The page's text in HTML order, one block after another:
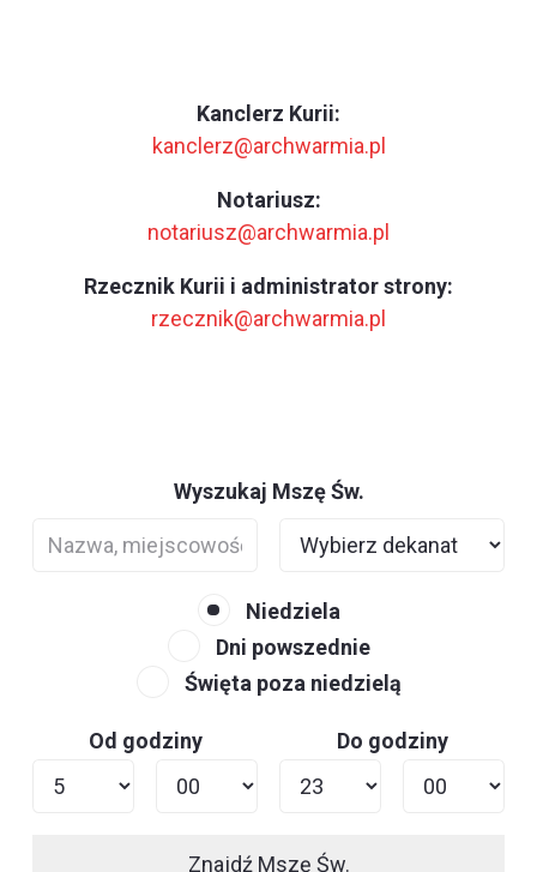
Kanclerz Kurii:
kanclerz@archwarmia.pl
Notariusz:
notariusz@archwarmia.pl
Rzecznik Kurii i administrator strony:
rzecznik@archwarmia.pl
Wyszukaj Mszę Św.
Niedziela
Dni powszednie
Święta poza niedzielą
Od godziny Do godziny
Znajdź Mszę Św.